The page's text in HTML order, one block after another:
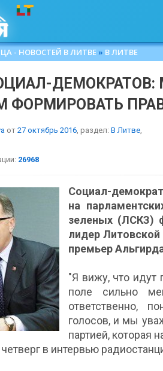
- НОВОСТЕЙ В ЛИТВЕ » В ЛИТВЕ
ФОРМИРОВАТЬ
от 27 октябрь 2016, раздел: В Литве,
26968
Социал-
на
зеленых (ЛСКЗ)
лидер
премьер
"Я вижу, что идут
поле сильно
ответственно,
голосов, и мы
партией, которая
в интервью